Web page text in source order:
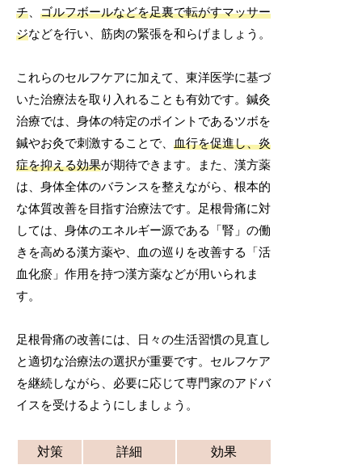
チ 、ゴルフボールなどを足裏で転がすマッサー
ジなどを行い、筋肉の緊張を和らげましょう。
これらのセルフケアに加えて、東洋医学に基づ
いた治療法を取り入れることも有効です。鍼灸
治療では、身体の特定のポイントであるツボを
鍼やお灸で刺激することで、血行を促進し、炎
症を抑える効果が期待できます。また、漢方薬
は、身体全体のバランスを整えながら、根本的
な体質改善を目指す治療法です。足根骨痛に対
しては、身体のエネルギー源である「腎」の働
きを高める漢方薬や、血の巡りを改善する「活
血化瘀」作用を持つ漢方薬などが用いられま
す。
足根骨痛の改善には、日々の生活習慣の見直し
と適切な治療法の選択が重要です。セルフケア
を継続しながら、必要に応じて専門家のアドバ
イスを受けるようにしましょう。
対策 詳細 効果